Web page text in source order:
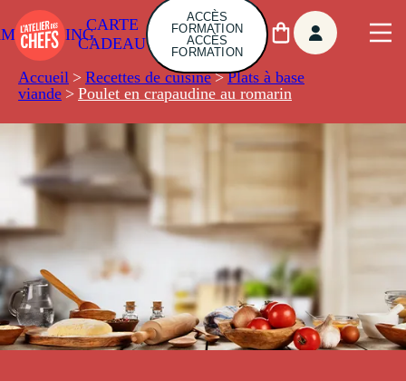
CARTE
CADEAU
ACCÈS
FORMATION
ACCÈS
FORMATION
Accueil > Recettes de cuisine > Plats à base
viande > Poulet en crapaudine au romarin